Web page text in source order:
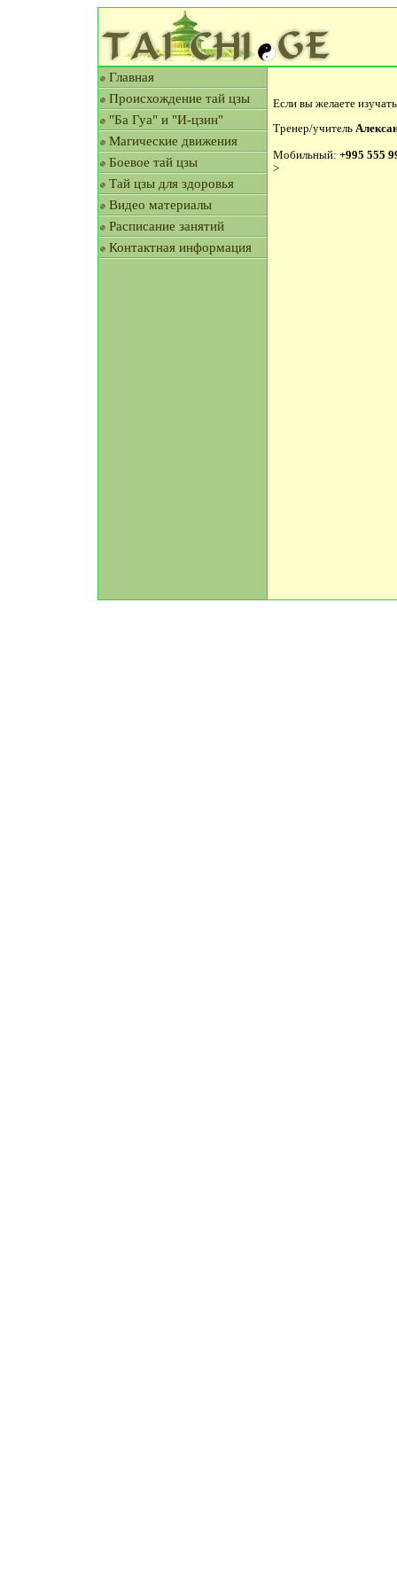
Главная
Происхождение тай цзы
"Ба Гуа" и "И-цзин"
Магические движения
Боевое тай цзы
Тай цзы для здоровья
Видео материалы
Расписание занятий
Контактная информация
Если вы желаете
Тренер/учитель
Мобильный: +995 555
>